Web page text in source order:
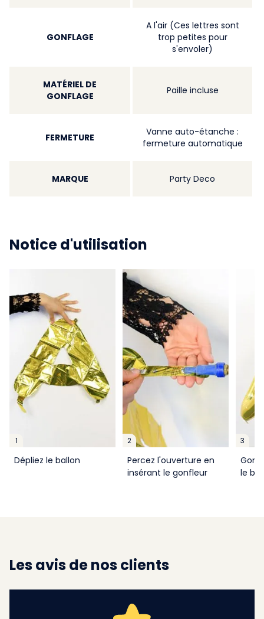
GONFLAGE
A l'air (Ces lettres sont
trop petites pour
s'envoler)
MATÉRIEL DE
GONFLAGE
Paille incluse
FERMETURE
Vanne auto-étanche :
fermeture automatique
MARQUE Party Deco
Notice d'utilisation
1
Dépliez le ballon
2
Percez l'ouverture en
insérant le gonfleur
3
le
Les avis de nos clients